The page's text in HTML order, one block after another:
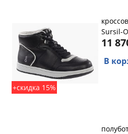
+скидка 15%
Sursil-
11
В